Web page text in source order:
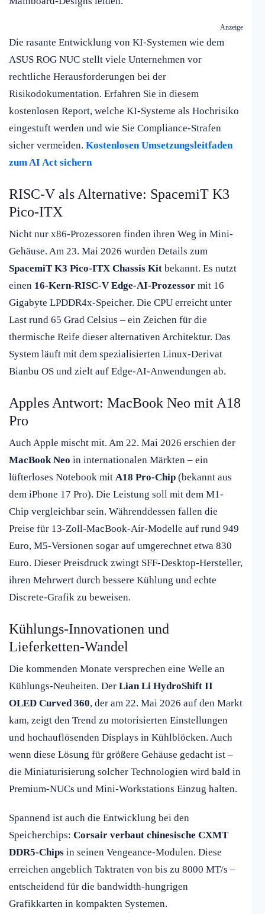
Anzeige
Die rasante Entwicklung von KI-Systemen wie dem
ASUS ROG NUC stellt viele Unternehmen vor
rechtliche Herausforderungen bei der
Risikodokumentation. Erfahren Sie in diesem
kostenlosen Report, welche KI-Systeme als Hochrisiko
eingestuft werden und wie Sie Compliance-Strafen
sicher vermeiden. Kostenlosen Umsetzungsleitfaden
zum AI Act sichern
RISC-V als Alternative: SpacemiT K3
Pico-ITX
Nicht nur x86-Prozessoren finden ihren Weg in Mini-
Gehäuse. Am 23. Mai 2026 wurden Details zum
SpacemiT K3 Pico-ITX Chassis Kit bekannt. Es nutzt
einen 16-Kern-RISC-V Edge-AI-Prozessor mit 16
Gigabyte LPDDR4x-Speicher. Die CPU erreicht unter
Last rund 65 Grad Celsius – ein Zeichen für die
thermische Reife dieser alternativen Architektur. Das
System läuft mit dem spezialisierten Linux-Derivat
Bianbu OS und zielt auf Edge-AI-Anwendungen ab.
Apples Antwort: MacBook Neo mit A18
Pro
Auch Apple mischt mit. Am 22. Mai 2026 erschien der
MacBook Neo in internationalen Märkten – ein
lüfterloses Notebook mit A18 Pro-Chip (bekannt aus
dem iPhone 17 Pro). Die Leistung soll mit dem M1-
Chip vergleichbar sein. Währenddessen fallen die
Preise für 13-Zoll-MacBook-Air-Modelle auf rund 949
Euro, M5-Versionen sogar auf umgerechnet etwa 830
Euro. Dieser Preisdruck zwingt SFF-Desktop-Hersteller,
ihren Mehrwert durch bessere Kühlung und echte
Discrete-Grafik zu beweisen.
Kühlungs-Innovationen und
Lieferketten-Wandel
Die kommenden Monate versprechen eine Welle an
Kühlungs-Neuheiten. Der Lian Li HydroShift II
OLED Curved 360, der am 22. Mai 2026 auf den Markt
kam, zeigt den Trend zu motorisierten Einstellungen
und hochauflösenden Displays in Kühlblöcken. Auch
wenn diese Lösung für größere Gehäuse gedacht ist –
die Miniaturisierung solcher Technologien wird bald in
Premium-NUCs und Mini-Workstations Einzug halten.
Spannend ist auch die Entwicklung bei den
Speicherchips: Corsair verbaut chinesische CXMT
DDR5-Chips in seinen Vengeance-Modulen. Diese
erreichen angeblich Taktraten von bis zu 8000 MT/s –
entscheidend für die bandwidth-hungrigen
Grafikkarten in kompakten Systemen.